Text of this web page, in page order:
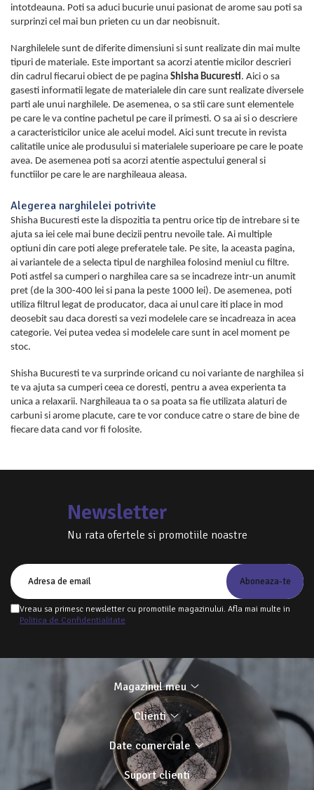
intotdeauna. Poti sa aduci bucurie unui pasionat de arome sau poti sa
surprinzi cel mai bun prieten cu un dar neobisnuit.
Narghilelele sunt de diferite dimensiuni si sunt realizate din mai multe
tipuri de materiale. Este important sa acorzi atentie micilor descrieri
din cadrul fiecarui obiect de pe pagina Shisha Bucuresti. Aici o sa
gasesti informatii legate de materialele din care sunt realizate diversele
parti ale unui narghilele. De asemenea, o sa stii care sunt elementele
pe care le va contine pachetul pe care il primesti. O sa ai si o descriere
a caracteristicilor unice ale acelui model. Aici sunt trecute in revista
calitatile unice ale produsului si materialele superioare pe care le poate
avea. De asemenea poti sa acorzi atentie aspectului general si
functiilor pe care le are narghileaua aleasa.
Alegerea narghilelei potrivite
Shisha Bucuresti este la dispozitia ta pentru orice tip de intrebare si te
ajuta sa iei cele mai bune decizii pentru nevoile tale. Ai multiple
optiuni din care poti alege preferatele tale. Pe site, la aceasta pagina,
ai variantele de a selecta tipul de narghilea folosind meniul cu filtre.
Poti astfel sa cumperi o narghilea care sa se incadreze intr-un anumit
pret (de la 300-400 lei si pana la peste 1000 lei). De asemenea, poti
utiliza filtrul legat de producator, daca ai unul care iti place in mod
deosebit sau daca doresti sa vezi modelele care se incadreaza in acea
categorie. Vei putea vedea si modelele care sunt in acel moment pe
stoc.
Shisha Bucuresti te va surprinde oricand cu noi variante de narghilea si
te va ajuta sa cumperi ceea ce doresti, pentru a avea experienta ta
unica a relaxarii. Narghileaua ta o sa poata sa fie utilizata alaturi de
carbuni si arome placute, care te vor conduce catre o stare de bine de
fiecare data cand vor fi folosite.
Newsletter
Nu rata ofertele si promotiile noastre
Vreau sa primesc newsletter cu promotiile magazinului. Afla mai multe in
Politica de Confidentialitate
Magazinul meu
Clienti
Date comerciale
Suport clienti